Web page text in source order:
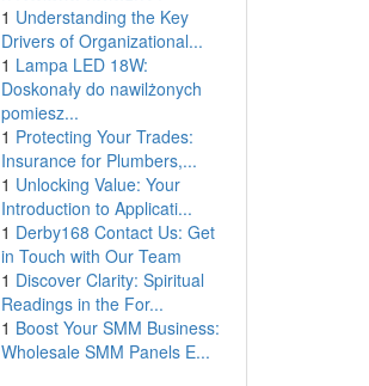
1 Understanding the Key
Drivers of Organizational...
1 Lampa LED 18W:
Doskonały do nawilżonych
pomiesz...
1 Protecting Your Trades:
Insurance for Plumbers,...
1 Unlocking Value: Your
Introduction to Applicati...
1 Derby168 Contact Us: Get
in Touch with Our Team
1 Discover Clarity: Spiritual
Readings in the For...
1 Boost Your SMM Business:
Wholesale SMM Panels E...